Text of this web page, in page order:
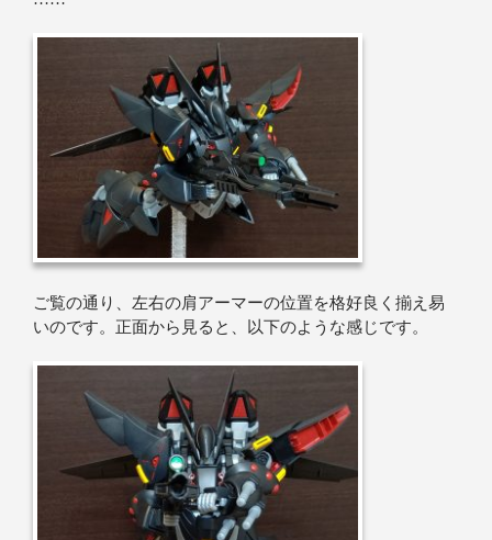
ご覧の通り、左右の肩アーマーの位置を格好良く揃え易
いのです。正面から見ると、以下のような感じです。